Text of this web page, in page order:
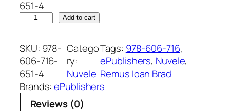
651-4
v
e
l
e
q
Add to cart
SKU: 978-
606-716-
651-4
Catego
ry:
Nuvele
Tags: 978-606-716
ePublishers, Nuvele
Remus Ioan Brad
Brands:ePublishers
Reviews (0)